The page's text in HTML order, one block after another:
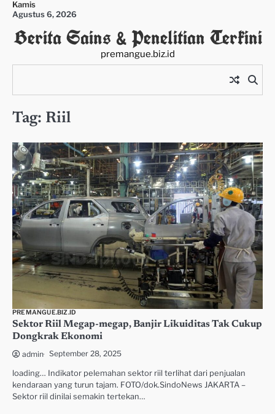
Skip
content
Kamis
Agustus 6, 2026
Berita Sains & Penelitian Terkini
premangue.biz.id
Tag: Riil
PREMANGUE.BIZ.ID
Sektor Riil Megap-megap, Banjir Likuiditas Tak Cukup
Dongkrak Ekonomi
admin September 28, 2025
loading… Indikator pelemahan sektor riil terlihat dari penjualan
kendaraan yang turun tajam. FOTO/dok.SindoNews JAKARTA –
Sektor riil dinilai semakin tertekan…